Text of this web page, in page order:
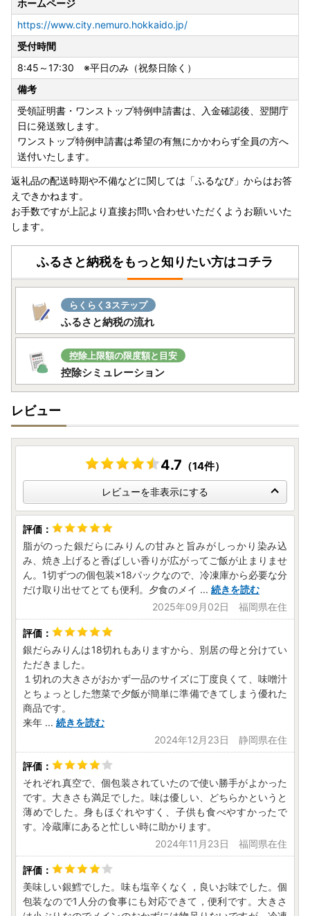
ホームページ
https://www.city.nemuro.hokkaido.jp/
受付時間
8:45～17:30 ※平日のみ（祝祭日除く）
備考
受領証明書・ワンストップ特例申請書は、入金確認後、翌開庁
日に発送致します。
ワンストップ特例申請書は希望の有無にかかわらず全員の方へ
送付いたします。
返礼品の配送時期や不備などに関しては「ふるなび」からはお答
えできかねます。
お手数ですが上記より直接お問い合わせいただくようお願いいた
します。
ふるさと納税をもっと知りたい方はコチラ
らくらく3ステップ
ふるさと納税の流れ
控除上限額の限度額と目安
控除シミュレーション
レビュー
4.7 （14件）
レビューを非表示にする
脂がのった銀だらにみりんの甘みと旨みがしっかり染み込
み、焼き上げると香ばしい香りが広がってご飯が止まりませ
ん。1切ずつの個包装×18パックなので、冷凍庫から必要な分
だけ取り出せてとても便利。夕食のメイ ... 続きを読む
2025年09月02日 福岡県在住
銀だらみりんは18切れもありますから、別居の母と分けてい
ただきました。
１切れの大きさがおかず一品のサイズに丁度良くて、味噌汁
とちょっとした惣菜で夕飯が簡単に準備できてしまう優れた
商品です。
来年 ... 続きを読む
2024年12月23日 静岡県在住
それぞれ真空で、個包装されていたので使い勝手がよかった
です。大きさも満足でした。味は優しい、どちらかというと
薄めでした。身もほぐれやすく、子供も食べやすかったで
す。冷蔵庫にあると忙しい時に助かります。
2024年11月23日 福岡県在住
美味しい銀鱈でした。味も塩辛くなく，良いお味でした。個
包装なので1人分の食事にも対応できて，便利です。大きさ